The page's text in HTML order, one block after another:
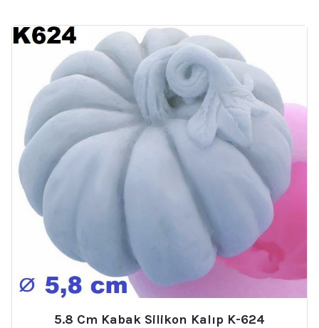
5.8 Cm Kabak Silikon Kalıp K-624